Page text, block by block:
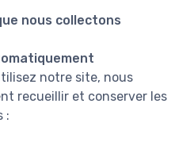
nous collectons
notre site, nous
recueillir et conserver les
: